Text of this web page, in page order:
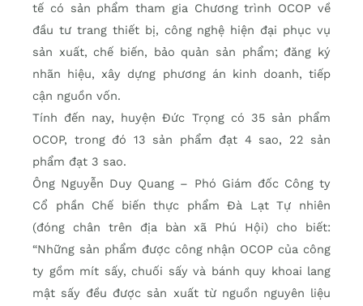
tế có sản phẩm tham gia Chương trình OCOP về
đầu tư trang thiết bị, công nghệ hiện đại phục vụ
sản xuất, chế biến, bảo quản sản phẩm; đăng ký
nhãn hiệu, xây dựng phương án kinh doanh, tiếp
cận nguồn vốn.
Tính đến nay, huyện Đức Trọng có 35 sản phẩm
OCOP, trong đó 13 sản phẩm đạt 4 sao, 22 sản
phẩm đạt 3 sao.
Ông Nguyễn Duy Quang – Phó Giám đốc Công ty
Cổ phần Chế biến thực phẩm Đà Lạt Tự nhiên
(đóng chân trên địa bàn xã Phú Hội) cho biết:
“Những sản phẩm được công nhận OCOP của công
ty gồm mít sấy, chuối sấy và bánh quy khoai lang
mật sấy đều được sản xuất từ nguồn nguyên liệu